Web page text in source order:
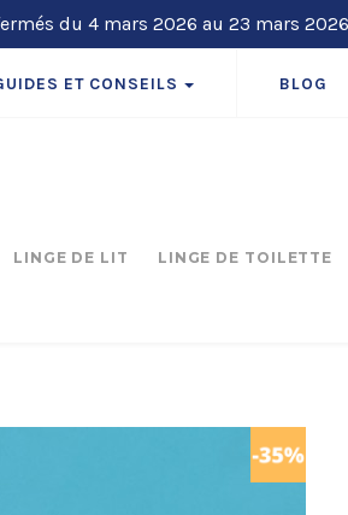
du 4 mars 2026 au 23 mars
ET CONSEILS BLOG
LINGE DE LIT LINGE DE TOILETTE